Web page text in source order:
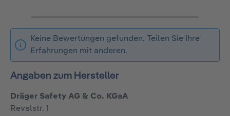
Keine Bewertungen gefunden. Teilen Sie Ihre
Erfahrungen mit anderen.
Angaben zum Hersteller
Dräger Safety AG & Co. KGaA
Revalstr. 1